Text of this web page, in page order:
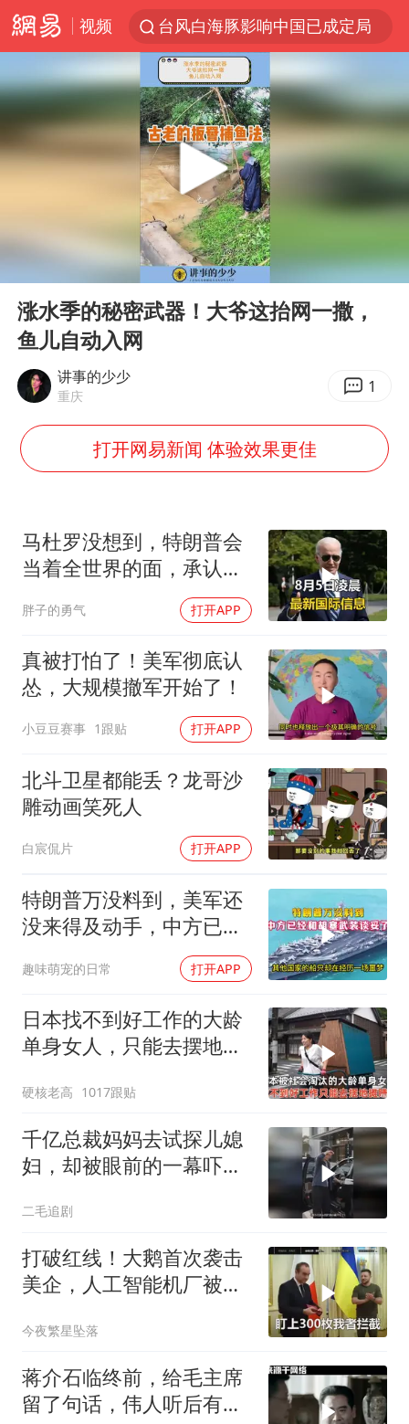
视频
台风白海豚影响中国已成定局
昆明石林火把节
外交部发言人就广岛核爆81周年等答记者问
我国编制完成新版全月地质图
胡塞武装袭扰红海航运行动升级
80后女柜员逆袭成4200亿银行副行长
感觉全东北都在等7号
泰国一女公务员妆容引争议 本人回应
首次证实！“胶球”存在
关之琳否认与27岁模特的恋情
奋进开新局 实干挑大梁
Play
00:32
涨水季的秘密武器！大爷这抬网一撒，
鱼儿自动入网
讲事的少少
重庆 1
打开网易新闻 体验效果更佳
马杜罗没想到，特朗普会
当着全世界的面，承认一
胖子的勇气 打开APP
真被打怕了！美军彻底认
怂，大规模撤军开始了！
小豆豆赛事 1跟贴 打开APP
北斗卫星都能丢？龙哥沙
雕动画笑死人
白宸侃片 打开APP
特朗普万没料到，美军还
没来得及动手，中方已经
趣味萌宠的日常 打开APP
日本找不到好工作的大龄
单身女人，只能去摆地
硬核老高 1017跟贴
千亿总裁妈妈去试探儿媳
妇，却被眼前的一幕吓傻
二毛追剧
打破红线！大鹅首次袭击
美企，人工智能机厂被摧
今夜繁星坠落
蒋介石临终前，给毛主席
留了句话，伟人听后有什